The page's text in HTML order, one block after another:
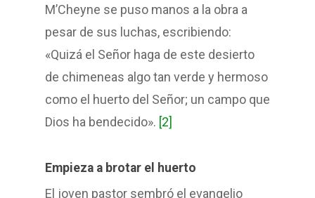
M’Cheyne se puso manos a la obra a
pesar de sus luchas, escribiendo:
«Quizá el Señor haga de este desierto
de chimeneas algo tan verde y hermoso
como el huerto del Señor; un campo que
Dios ha bendecido». [2]
Empieza a brotar el huerto
El joven pastor sembró el evangelio